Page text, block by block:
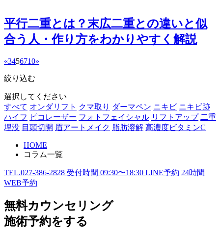
平行二重とは？末広二重との違いと似
合う人・作り方をわかりやすく解説
«3456710»
絞り込む
選択してください
すべて オンダリフト クマ取り ダーマペン ニキビ ニキビ跡
ハイフ ピコレーザー フォトフェイシャル リフトアップ 二重
埋没 目頭切開 眉アートメイク 脂肪溶解 高濃度ビタミンC
HOME
コラム一覧
TEL.027-386-2828 受付時間 09:30〜18:30 LINE予約 24時間
WEB予約
無料カウンセリング
施術予約をする